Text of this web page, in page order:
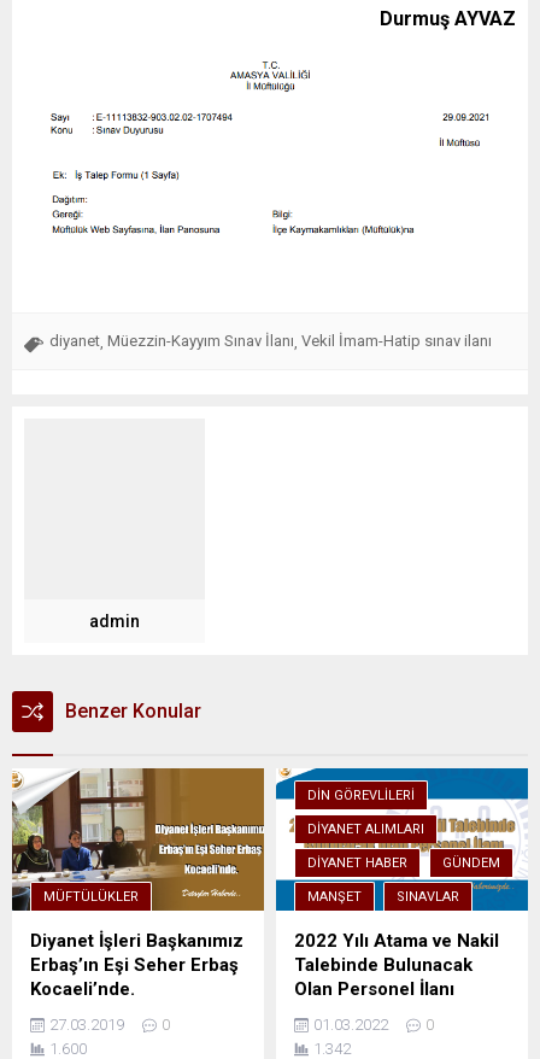
Durmuş AYVAZ
diyanet, Müezzin-Kayyım Sınav İlanı, Vekil İmam-Hatip sınav ilanı
admin
Benzer Konular
MÜFTÜLÜKLER
Diyanet İşleri Başkanımız
Erbaş’ın Eşi Seher Erbaş
Kocaeli’nde.
27.03.2019
0
1.600
DIN GÖREVLILERI
DIYANET ALIMLARI
DIYANET HABER GÜNDEM
MANŞET SINAVLAR
2022 Yılı Atama ve Nakil
Talebinde Bulunacak
Olan Personel İlanı
01.03.2022
0
1.342